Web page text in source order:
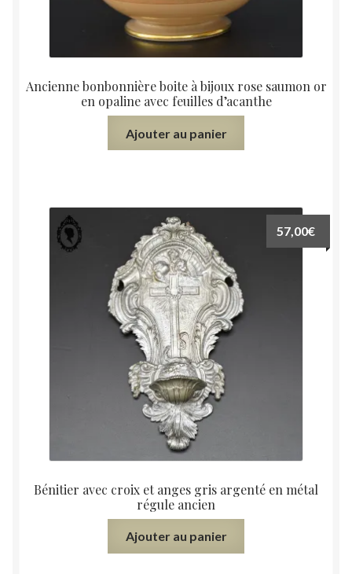
Ancienne bonbonnière boite à bijoux rose saumon or
en opaline avec feuilles d’acanthe
Ajouter au panier
Bénitier avec croix et anges gris argenté en métal
régule ancien
57,00€
Ajouter au panier